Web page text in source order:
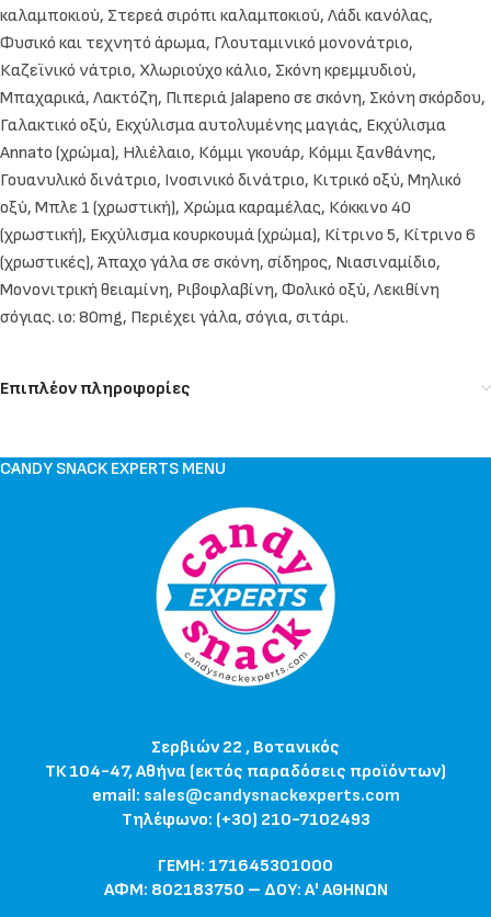
καλαμποκιού, Στερεά σιρόπι καλαμποκιού, Λάδι κανόλας,
Φυσικό και τεχνητό άρωμα, Γλουταμινικό μονονάτριο,
Καζεϊνικό νάτριο, Χλωριούχο κάλιο, Σκόνη κρεμμυδιού,
Μπαχαρικά, Λακτόζη, Πιπεριά Jalapeno σε σκόνη, Σκόνη σκόρδου,
Γαλακτικό οξύ, Εκχύλισμα αυτολυμένης μαγιάς, Εκχύλισμα
Annato (χρώμα), Ηλιέλαιο, Κόμμι γκουάρ, Κόμμι ξανθάνης,
Γουανυλικό δινάτριο, Ινοσινικό δινάτριο, Κιτρικό οξύ, Μηλικό
οξύ, Μπλε 1 (χρωστική), Χρώμα καραμέλας, Κόκκινο 40
(χρωστική), Εκχύλισμα κουρκουμά (χρώμα), Κίτρινο 5, Κίτρινο 6
(χρωστικές), Άπαχο γάλα σε σκόνη, σίδηρος, Νιασιναμίδιο,
Μονονιτρική θειαμίνη, Ριβοφλαβίνη, Φολικό οξύ, Λεκιθίνη
σόγιας. ιο: 80mg, Περιέχει γάλα, σόγια, σιτάρι.
Επιπλέον πληροφορίες
CANDY SNACK EXPERTS MENU
Σερβιών 22 , Βοτανικός
ΤΚ 104-47, Αθήνα (εκτός παραδόσεις προϊόντων)
email: sales@candysnackexperts.com
Τηλέφωνο: (+30) 210-7102493
ΓΕΜΗ: 171645301000
ΑΦΜ: 802183750 – ΔΟΥ: Α' ΑΘΗΝΩΝ